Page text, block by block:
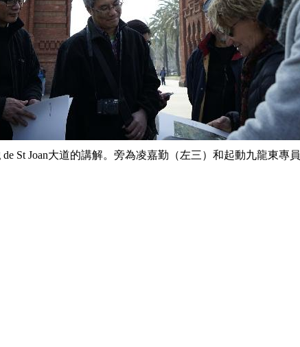
St Joan大道的講解。旁為凌嘉勤（左三）和起動九龍東專